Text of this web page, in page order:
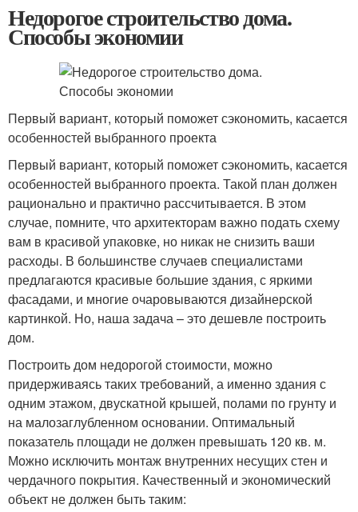
Недорогое строительство дома.
Способы экономии
Первый вариант, который поможет сэкономить, касается
особенностей выбранного проекта
Первый вариант, который поможет сэкономить, касается
особенностей выбранного проекта. Такой план должен
рационально и практично рассчитывается. В этом
случае, помните, что архитекторам важно подать схему
вам в красивой упаковке, но никак не снизить ваши
расходы. В большинстве случаев специалистами
предлагаются красивые большие здания, с яркими
фасадами, и многие очаровываются дизайнерской
картинкой. Но, наша задача – это дешевле построить
дом.
Построить дом недорогой стоимости, можно
придерживаясь таких требований, а именно здания с
одним этажом, двускатной крышей, полами по грунту и
на малозаглубленном основании. Оптимальный
показатель площади не должен превышать 120 кв. м.
Можно исключить монтаж внутренних несущих стен и
чердачного покрытия. Качественный и экономический
объект не должен быть таким: